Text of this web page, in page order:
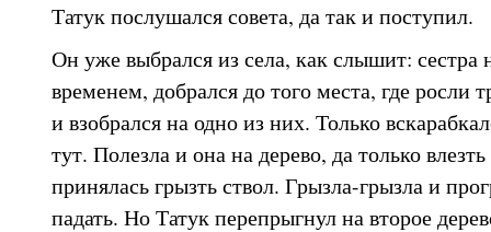
Татук послушался совета, да так и поступил.
Он уже выбрался из села, как слышит: сестра
временем, добрался до того места, где росли
и взобрался на одно из них. Только
тут. Полезла и она на дерево, да только
принялась грызть ствол. Грызла-грызла и
падать. Но Татук перепрыгнул на второе